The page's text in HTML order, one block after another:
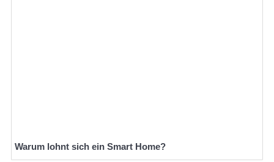
Warum lohnt sich ein Smart Home?